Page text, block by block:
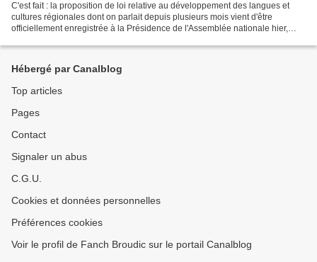
C'est fait : la proposition de loi relative au développement des langues et
cultures régionales dont on parlait depuis plusieurs mois vient d'être
officiellement enregistrée à la Présidence de l'Assemblée nationale hier,
Hébergé par Canalblog
Top articles
Pages
Contact
Signaler un abus
C.G.U.
Cookies et données personnelles
Préférences cookies
Voir le profil de Fanch Broudic sur le portail Canalblog